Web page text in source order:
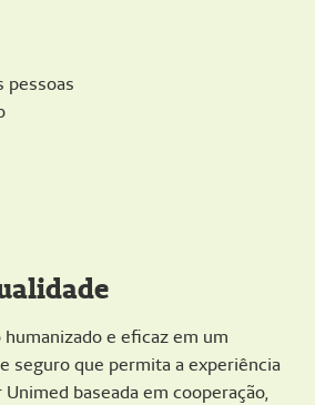
pessoas
e eficaz em um
seguro que permita a experiência
baseada em cooperação,